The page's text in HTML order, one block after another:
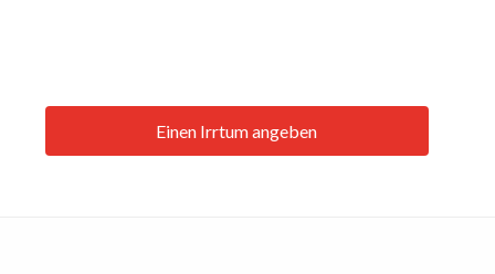
Einen Irrtum angeben